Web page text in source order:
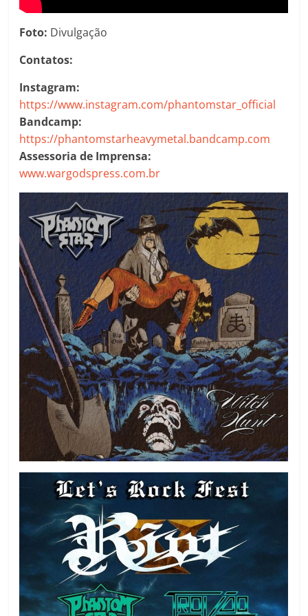
Foto: Divulgação
Contatos:
Instagram:
https://www.instagram.com/phantomstar_official
Bandcamp:
https://phantomstarheavymetal.bandcamp.com
Assessoria de Imprensa:
www.wargodspress.com.br